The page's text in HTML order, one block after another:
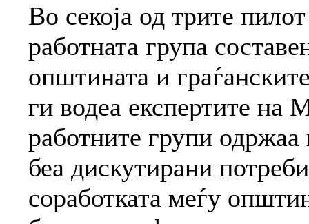
Во секоја од трите
работната група
општината и
ги водеа експертите
работните групи
беа дискутирани
соработката меѓу